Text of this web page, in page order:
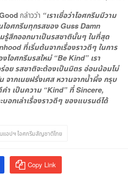
กล่าวว่า “เราเชื่อว่าไอศกรีมมีวาม
ไอศกรีมทุกรสของGuss Damn
รู้สึกออกมาเป็นรสชาตินั้นๆ ในที่สุด
ที่เริ่มต้นจากเรื่องราวดีๆ ในการ
ไอศกรีมรสใหม่ “Be Kind” เรา
ย รสชาติจะต้องเป็นมิตร อ่อนน้อมไม่
ากเนยฝรั่งเศส หวานจากน้ำผึ้ง กรุบ
เป็นความ “Kind” ที่ Sincere,
อกเล่าเรื่องราวดีๆ ของแบรนด์ได้
แอปฯ ไอศกรีมสัญชาติไทย
Copy Link